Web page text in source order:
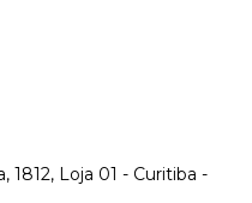
Loja 01 - Curitiba -